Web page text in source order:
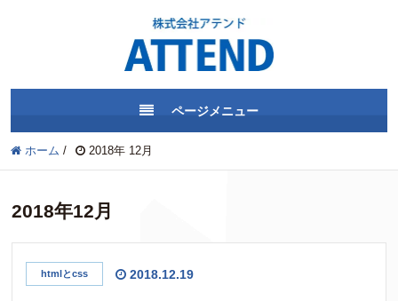
ページメニュー
ホーム / 2018年 12月
2018年12月
htmlとcss 2018.12.19